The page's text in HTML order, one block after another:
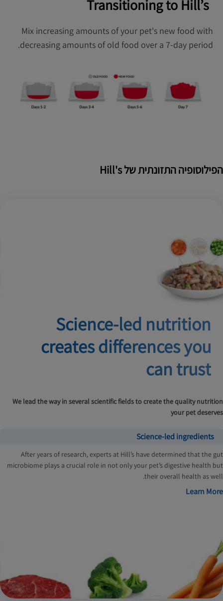
Transitioning to Hill’s
Mix increasing amounts of your pet's new food with
decreasing amounts of old food over a 7-day period.
הפילוסופיה התזונתית של Hill's
Science-led nutrition
createsdifferences you
can trust
We lead the way in several scientific fields to create the quality nutrition
your pet deserves
Science-led ingredients
After years of research, experts at Hill’s have determined that the gut
microbiome plays a crucial role in not only your pet’s digestive health but
their overall health as well.
Learn More